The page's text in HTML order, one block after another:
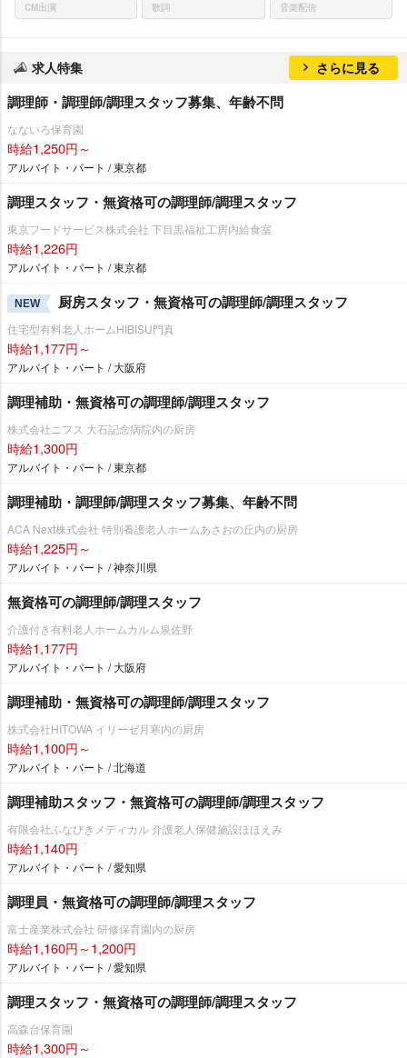
CM出演 歌詞 音楽配信
求人特集 さらに見る
調理師・調理師/調理スタッフ募集、年齢不問
なないろ保育園
時給1,250円～
アルバイト・パート / 東京都
調理スタッフ・無資格可の調理師/調理スタッフ
東京フードサービス株式会社 下目黒福祉工房内給食室
時給1,226円
アルバイト・パート / 東京都
NEW 厨房スタッフ・無資格可の調理師/調理スタッフ
住宅型有料老人ホームHIBISU門真
時給1,177円～
アルバイト・パート / 大阪府
調理補助・無資格可の調理師/調理スタッフ
株式会社ニフス 大石記念病院内の厨房
時給1,300円
アルバイト・パート / 東京都
調理補助・調理師/調理スタッフ募集、年齢不問
ACA Next株式会社 特別養護老人ホームあさおの丘内の厨房
時給1,225円～
アルバイト・パート / 神奈川県
無資格可の調理師/調理スタッフ
介護付き有料老人ホームカルム泉佐野
時給1,177円
アルバイト・パート / 大阪府
調理補助・無資格可の調理師/調理スタッフ
株式会社HITOWA イリーゼ月寒内の厨房
時給1,100円～
アルバイト・パート / 北海道
調理補助スタッフ・無資格可の調理師/調理スタッフ
有限会社ふなびきメディカル 介護老人保健施設ほほえみ
時給1,140円
アルバイト・パート / 愛知県
調理員・無資格可の調理師/調理スタッフ
富士産業株式会社 研修保育園内の厨房
時給1,160円～1,200円
アルバイト・パート / 愛知県
調理スタッフ・無資格可の調理師/調理スタッフ
高森台保育園
時給1,300円～